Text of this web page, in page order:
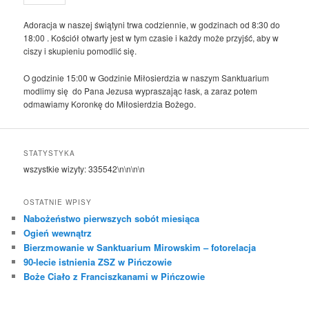
Adoracja w naszej świątyni trwa codziennie, w godzinach od 8:30 do
18:00 . Kościół otwarty jest w tym czasie i każdy może przyjść, aby w
ciszy i skupieniu pomodlić się.
O godzinie 15:00 w Godzinie Miłosierdzia w naszym Sanktuarium
modlimy się do Pana Jezusa wypraszając łask, a zaraz potem
odmawiamy Koronkę do Miłosierdzia Bożego.
STATYSTYKA
wszystkie wizyty:335542\n\n\n\n
OSTATNIE WPISY
Nabożeństwo pierwszych sobót miesiąca
Ogień wewnątrz
Bierzmowanie w Sanktuarium Mirowskim – fotorelacja
90-lecie istnienia ZSZ w Pińczowie
Boże Ciało z Franciszkanami w Pińczowie